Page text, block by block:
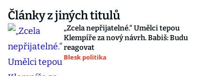
Články z jiných titulů
„Zcela nepřijatelné.“ Umělci tepou
Klempíře za nový návrh. Babiš: Budu
reagovat
Blesk politika